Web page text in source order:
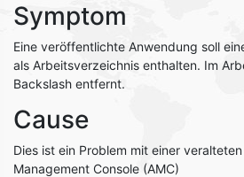
Symptom
Eine veröffentlichte Anwendung soll
als Arbeitsverzeichnis enthalten. Im
Backslash entfernt.
Cause
Dies ist ein Problem mit einer
Management Console (AMC)